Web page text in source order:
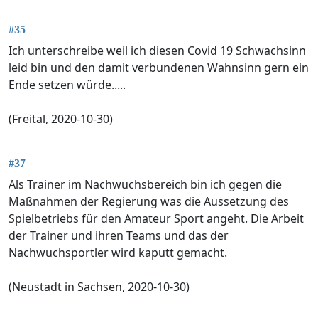
#35
Ich unterschreibe weil ich diesen Covid 19 Schwachsinn
leid bin und den damit verbundenen Wahnsinn gern ein
Ende setzen würde.....
(Freital, 2020-10-30)
#37
Als Trainer im Nachwuchsbereich bin ich gegen die
Maßnahmen der Regierung was die Aussetzung des
Spielbetriebs für den Amateur Sport angeht. Die Arbeit
der Trainer und ihren Teams und das der
Nachwuchsportler wird kaputt gemacht.
(Neustadt in Sachsen, 2020-10-30)